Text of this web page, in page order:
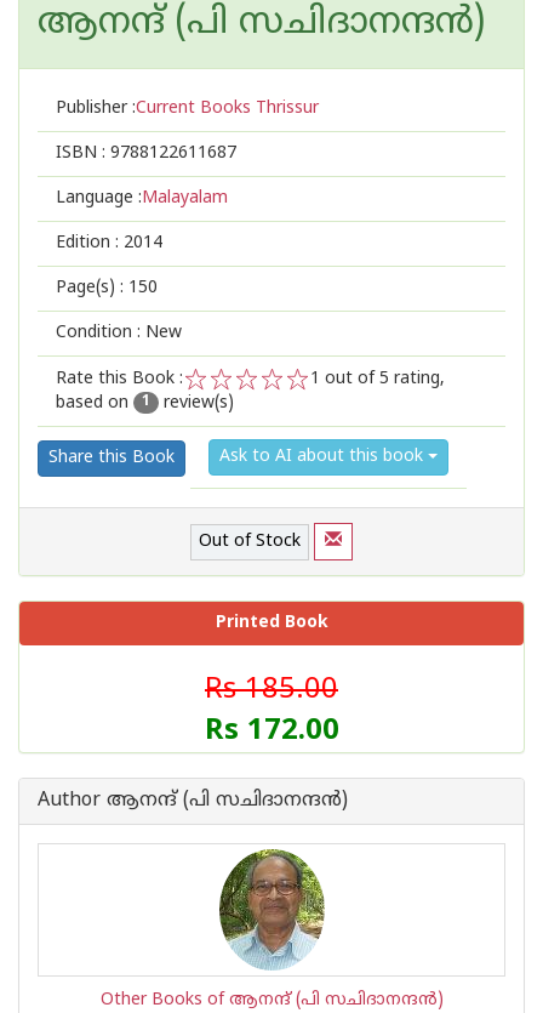
ആനന്ദ് (പി സചിദാനന്ദന്‍)
Publisher :Current Books Thrissur
ISBN : 9788122611687
Language :Malayalam
Edition : 2014
Page(s) : 150
Condition : New
Rate this Book :
2
1
1 out of 5 rating,
based on
1 review(s)
Share this Book Ask to AI about this book
Out of Stock
Printed Book
Rs 185.00
Rs 172.00
Author ആനന്ദ് (പി സചിദാനന്ദന്‍)
Other Books of ആനന്ദ് (പി സചിദാനന്ദന്‍)